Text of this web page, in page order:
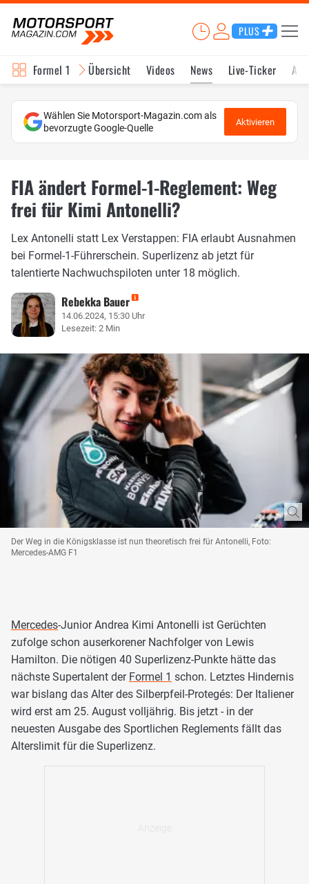
PLUS
Formel 1 Übersicht Videos News Live-Ticker
Wählen Sie Motorsport-Magazin.com als
bevorzugte Google-Quelle
Aktivieren
FIA ändert Formel-1-Reglement: Weg
frei für Kimi Antonelli?
Lex Antonelli statt Lex Verstappen: FIA erlaubt Ausnahmen
bei Formel-1-Führerschein. Superlizenz ab jetzt für
talentierte Nachwuchspiloten unter 18 möglich.
Rebekka Bauer
14.06.2024, 15:30 Uhr
Lesezeit: 2 Min
Der Weg in die Königsklasse ist nun theoretisch frei für Antonelli, Foto:
Mercedes-AMG F1
Mercedes-Junior Andrea Kimi Antonelli ist Gerüchten
zufolge schon auserkorener Nachfolger von Lewis
Hamilton. Die nötigen 40 Superlizenz-Punkte hätte das
nächste Supertalent der Formel 1 schon. Letztes Hindernis
war bislang das Alter des Silberpfeil-Protegés: Der Italiener
wird erst am 25. August volljährig. Bis jetzt - in der
neuesten Ausgabe des Sportlichen Reglements fällt das
Alterslimit für die Superlizenz.